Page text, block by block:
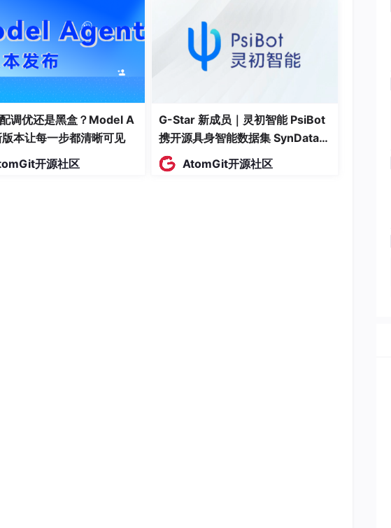
且兼容了大量 K8s Nginx Ingress 的注解，可以从 K8s Nginx In
平滑迁移到 Gateway API。
生效速度有十倍提升：
调优还是黑盒？Model A
本让每一步都清晰可见
开源社区
G-Star 新成员｜灵初智能 PsiBot
携开源具身智能数据集 SynData
入驻 AtomGit
AtomGit开源社区